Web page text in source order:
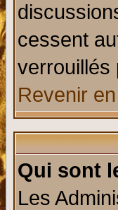
cessent
verrouillés
Revenir
Qui sont
Les